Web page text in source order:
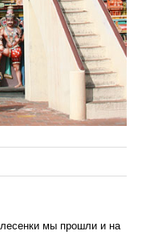
лесенки мы прошли и на